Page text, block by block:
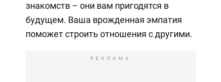
знакомств – они вам пригодятся в
будущем. Ваша врожденная эмпатия
поможет строить отношения с другими.
РЕКЛАМА